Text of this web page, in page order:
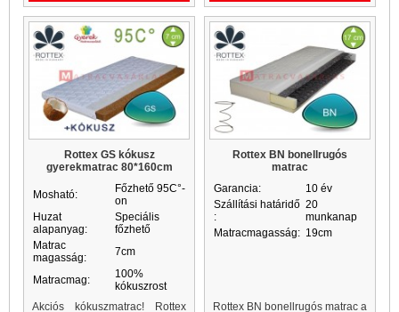
Rottex GS kókusz
gyerekmatrac 80*160cm
Mosható:
Főzhető 95C°-
on
Huzat
alapanyag:
Speciális
főzhető
Matrac
magasság:
7cm
Matracmag:
100%
kókuszrost
Akciós kókuszmatrac! Rottex
Rottex BN bonellrugós
matrac
Garancia:
10 év
Szállítási határidő
:
20
munkanap
Matracmagasság: 19cm
Rottex BN bonellrugós matrac a